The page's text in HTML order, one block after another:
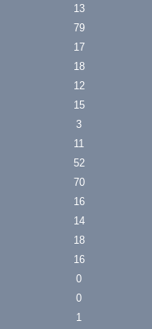
13
79
17
18
12
15
3
11
52
70
16
14
18
16
0
0
1